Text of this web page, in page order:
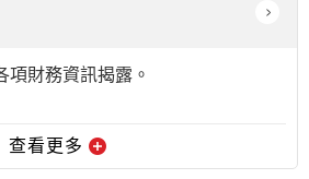
項財務資訊揭露。
查看更多